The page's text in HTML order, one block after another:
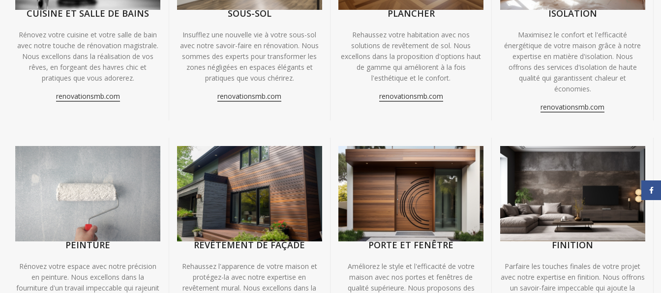
CUISINE ET SALLE DE BAINS
Rénovez votre cuisine et votre salle de bain
avec notre touche de rénovation magistrale.
Nous excellons dans la réalisation de vos
rêves, en forgeant des havres chic et
pratiques que vous adorerez.
renovationsmb.com
SOUS-SOL
Insufflez une nouvelle vie à votre sous-sol
avec notre savoir-faire en rénovation. Nous
sommes des experts pour transformer les
zones négligées en espaces élégants et
pratiques que vous chérirez.
renovationsmb.com
PLANCHER
Rehaussez votre habitation avec nos
solutions de revêtement de sol. Nous
excellons dans la proposition d'options haut
de gamme qui améliorent à la fois
l'esthétique et le confort.
renovationsmb.com
ISOLATION
Maximisez le confort et l'efficacité
énergétique de votre maison grâce à notre
expertise en matière d'isolation. Nous
offrons des services d'isolation de haute
qualité qui garantissent chaleur et
économies.
renovationsmb.com
PEINTURE
Rénovez votre espace avec notre précision
en peinture. Nous excellons dans la
fourniture d'un travail impeccable qui rajeunit
REVÊTEMENT DE FAÇADE
Rehaussez l'apparence de votre maison et
protégez-la avec notre expertise en
revêtement mural. Nous excellons dans la
PORTE ET FENÊTRE
Améliorez le style et l'efficacité de votre
maison avec nos portes et fenêtres de
qualité supérieure. Nous proposons des
FINITION
Parfaire les touches finales de votre projet
avec notre expertise en finition. Nous offrons
un savoir-faire impeccable qui ajoute la